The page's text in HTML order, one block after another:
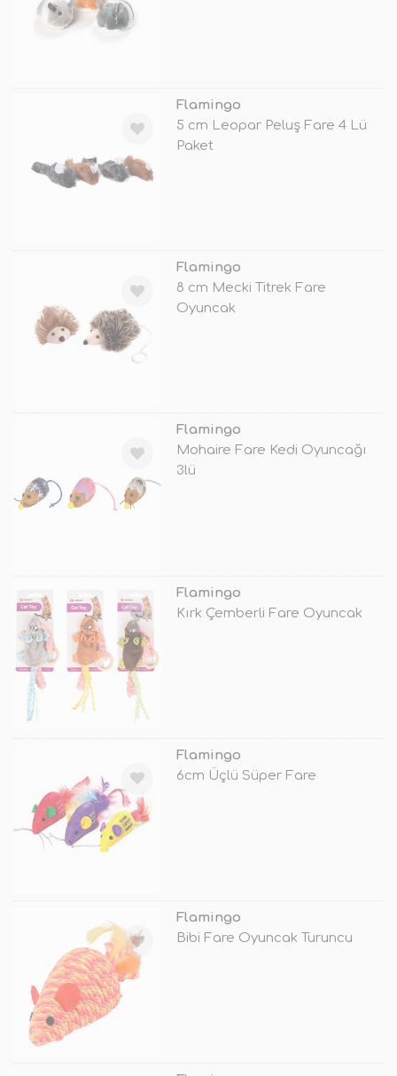
Flamingo
5 cm Leopar Peluş Fare 4 Lü
Paket
Flamingo
8 cm Mecki Titrek Fare
Oyuncak
Flamingo
Mohaire Fare Kedi Oyuncağı
3lü
Flamingo
Kırk Çemberli Fare Oyuncak
Flamingo
6cm Üçlü Süper Fare
Flamingo
Bibi Fare Oyuncak Turuncu